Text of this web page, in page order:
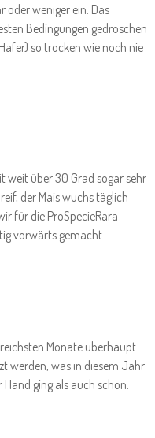
oder weniger ein. Das
Bedingungen gedroschen
so trocken wie noch nie
weit über 30 Grad sogar sehr
der Mais wuchs täglich
für die ProSpecieRara-
vorwärts gemacht.
Monate überhaupt.
werden, was in diesem Jahr
ging als auch schon.